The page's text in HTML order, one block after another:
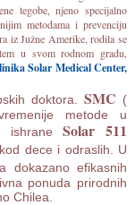
tegobe, njeno specijalno
metodama i prevenciju
iz Južne Amerike, rodila se
u svom rodnom gradu,
Solar Medical Center,
doktora. SMC (
metode u
ishraneSolar 511
dece i odraslih. U
dokazano efikasnih
ponuda prirodnih
Chilea.